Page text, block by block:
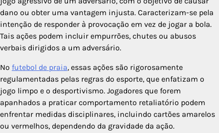
dano ou obter uma vantagem injusta. Caracterizam-se pela
intenção de responder à provocação em vez de jogar a bola.
Tais ações podem incluir empurrões, chutes ou abusos
verbais dirigidos a um adversário.
No futebol de praia, essas ações são rigorosamente
regulamentadas pelas regras do esporte, que enfatizam o
jogo limpo e o desportivismo. Jogadores que forem
apanhados a praticar comportamento retaliatório podem
enfrentar medidas disciplinares, incluindo cartões amarelos
ou vermelhos, dependendo da gravidade da ação.